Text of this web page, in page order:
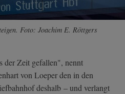
Foto: Joachim E. Röttgers
Zeit gefallen", nennt
von Loeper den in den
deshalb – und verlangt